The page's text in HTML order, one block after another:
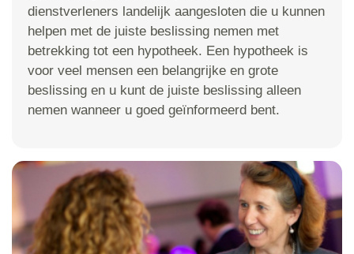
dienstverleners landelijk aangesloten die u kunnen
helpen met de juiste beslissing nemen met
betrekking tot een hypotheek. Een hypotheek is
voor veel mensen een belangrijke en grote
beslissing en u kunt de juiste beslissing alleen
nemen wanneer u goed geïnformeerd bent.